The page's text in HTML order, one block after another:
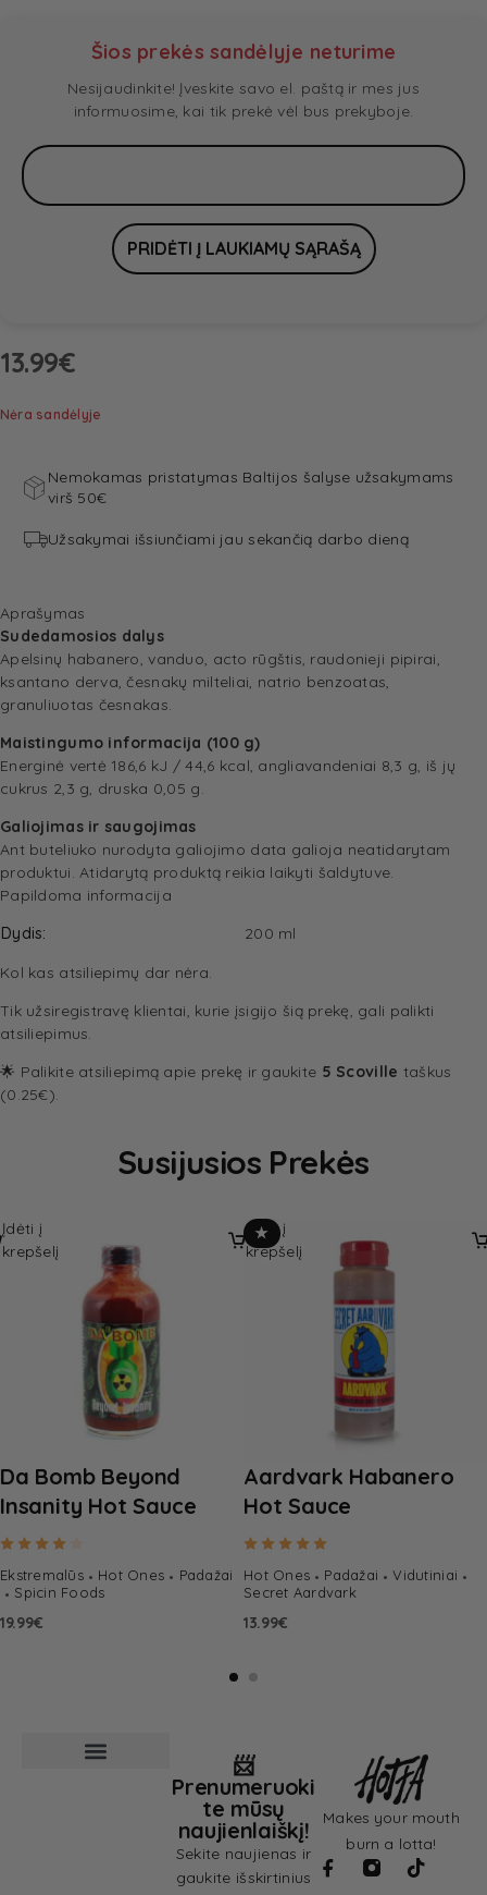
Šios prekės sandėlyje neturime
Nesijaudinkite! Įveskite savo el. paštą ir mes jus
informuosime, kai tik prekė vėl bus prekyboje.
13.99€
Nėra sandėlyje
Nemokamas pristatymas Baltijos šalyse užsakymams
virš 50€
Užsakymai išsiunčiami jau sekančią darbo dieną
Aprašymas
Sudedamosios dalys
Apelsinų habanero, vanduo, acto rūgštis, raudonieji pipirai,
ksantano derva, česnakų milteliai, natrio benzoatas,
granuliuotas česnakas.
Maistingumo informacija (100 g)
Energinė vertė 186,6 kJ / 44,6 kcal, angliavandeniai 8,3 g, iš jų
cukrus 2,3 g, druska 0,05 g.
Galiojimas ir saugojimas
Ant buteliuko nurodyta galiojimo data galioja neatidarytam
produktui. Atidarytą produktą reikia laikyti šaldytuve.
Papildoma informacija
Dydis
200 ml
Kol kas atsiliepimų dar nėra.
Tik užsiregistravę klientai, kurie įsigijo šią prekę, gali palikti
atsiliepimus.
🌟 Palikite atsiliepimą apie prekę ir gaukite 5 Scoville taškus
(0.25€).
Susijusios Prekės
Da Bomb Beyond
Insanity Hot Sauce
Ekstremalūs Hot Ones
Padažai
Spicin Foods
19.99€
Įdėti į
krepšelį
★
Aardvark Habanero
Hot Sauce
Hot Ones Padažai
Vidutiniai
Secret Aardvark
13.99€
Įdėti į
krepšelį
Makes your mouth
burn a lotta!
📨
Prenumeruoki
te mūsų
naujienlaiškį!
Sekite naujienas ir
gaukite išskirtinius